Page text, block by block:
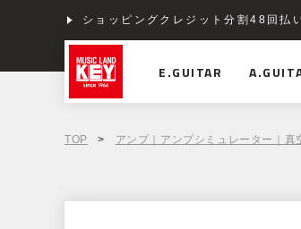
ショッピングクレジット分割48回払
E.GUITAR
TOP > アンプ｜アンプシミュレーター｜真